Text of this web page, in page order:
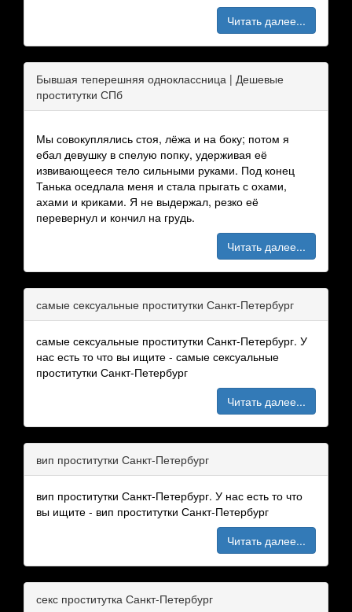
Читать далее...
Бывшая теперешняя одноклассница | Дешевые
проститутки СПб
Мы совокуплялись стоя, лёжа и на боку; потом я
ебал девушку в спелую попку, удерживая её
извивающееся тело сильными руками. Под конец
Танька оседлала меня и стала прыгать с охами,
ахами и криками. Я не выдержал, резко её
перевернул и кончил на грудь.
Читать далее...
самые сексуальные проститутки Санкт-Петербург
самые сексуальные проститутки Санкт-Петербург. У
нас есть то что вы ищите - самые сексуальные
проститутки Санкт-Петербург
Читать далее...
вип проститутки Санкт-Петербург
вип проститутки Санкт-Петербург. У нас есть то что
вы ищите - вип проститутки Санкт-Петербург
Читать далее...
секс проститутка Санкт-Петербург